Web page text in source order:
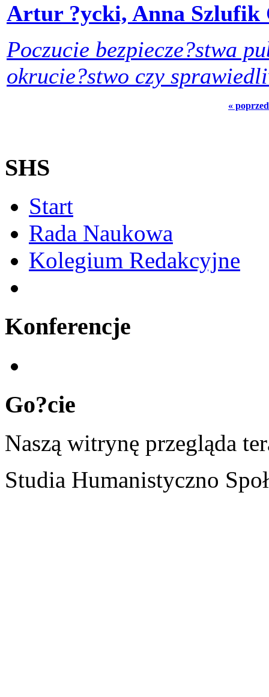
Artur ?ycki, Anna Szlufik
Poczucie bezpiecze?stwa
okrucie?stwo czy
«
SHS
Start
Rada Naukowa
Kolegium Redakcyjne
Konferencje
Go?cie
Naszą witrynę przegląda
Studia Humanistyczno